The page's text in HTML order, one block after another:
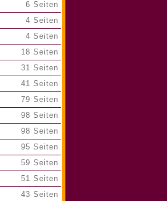
6 Seiten
4 Seiten
4 Seiten
18 Seiten
31 Seiten
41 Seiten
79 Seiten
98 Seiten
98 Seiten
95 Seiten
59 Seiten
51 Seiten
43 Seiten